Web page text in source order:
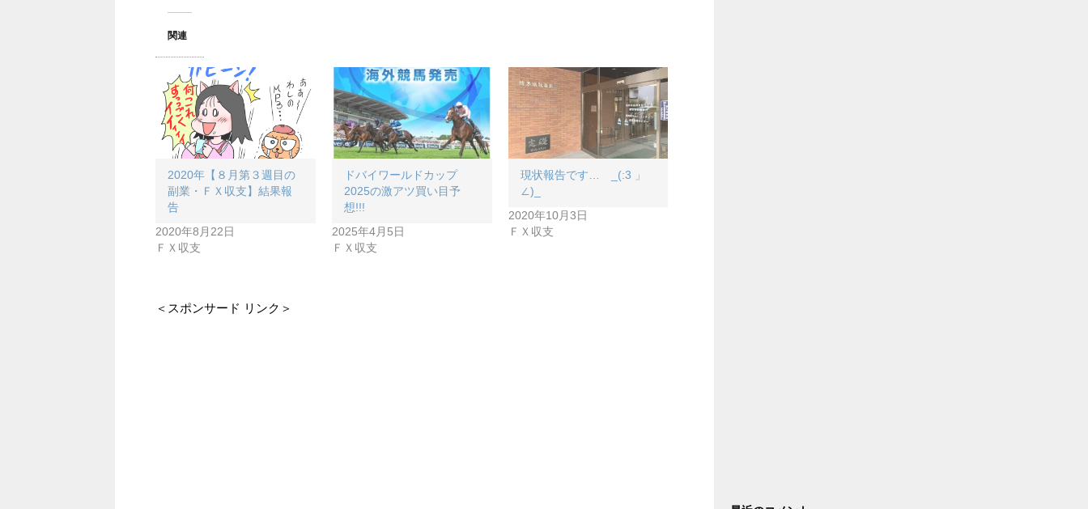
関連
2020年【８月第３週目の
副業・ＦＸ収支】結果報
告
2020年8月22日
ＦＸ収支
ドバイワールドカップ
2025の激アツ買い目予
想!!!
2025年4月5日
ＦＸ収支
現状報告です… _(:3 」
∠)_
2020年10月3日
ＦＸ収支
＜スポンサード リンク＞